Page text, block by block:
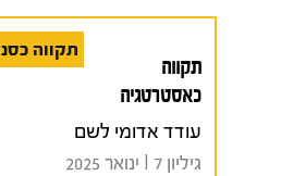
תקווה
תקווה
כאסטרטגיה
עודד אדומי לשם
גיליון 7 I ינואר 2025